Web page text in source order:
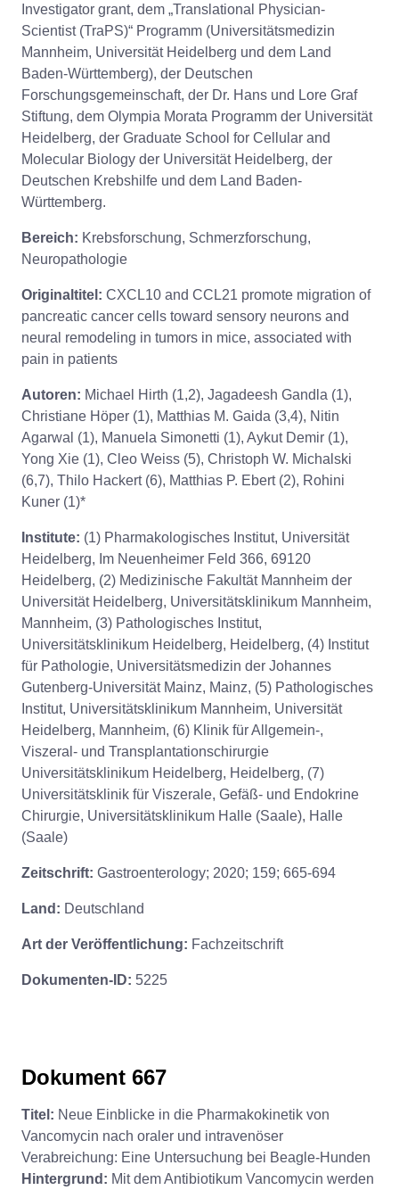
Investigator grant, dem „Translational Physician-
Scientist (TraPS)“ Programm (Universitätsmedizin
Mannheim, Universität Heidelberg und dem Land
Baden-Württemberg), der Deutschen
Forschungsgemeinschaft, der Dr. Hans und Lore Graf
Stiftung, dem Olympia Morata Programm der Universität
Heidelberg, der Graduate School for Cellular and
Molecular Biology der Universität Heidelberg, der
Deutschen Krebshilfe und dem Land Baden-
Württemberg.
Bereich: Krebsforschung, Schmerzforschung,
Neuropathologie
Originaltitel: CXCL10 and CCL21 promote migration of
pancreatic cancer cells toward sensory neurons and
neural remodeling in tumors in mice, associated with
pain in patients
Autoren: Michael Hirth (1,2), Jagadeesh Gandla (1),
Christiane Höper (1), Matthias M. Gaida (3,4), Nitin
Agarwal (1), Manuela Simonetti (1), Aykut Demir (1),
Yong Xie (1), Cleo Weiss (5), Christoph W. Michalski
(6,7), Thilo Hackert (6), Matthias P. Ebert (2), Rohini
Kuner (1)*
Institute: (1) Pharmakologisches Institut, Universität
Heidelberg, Im Neuenheimer Feld 366, 69120
Heidelberg, (2) Medizinische Fakultät Mannheim der
Universität Heidelberg, Universitätsklinikum Mannheim,
Mannheim, (3) Pathologisches Institut,
Universitätsklinikum Heidelberg, Heidelberg, (4) Institut
für Pathologie, Universitätsmedizin der Johannes
Gutenberg-Universität Mainz, Mainz, (5) Pathologisches
Institut, Universitätsklinikum Mannheim, Universität
Heidelberg, Mannheim, (6) Klinik für Allgemein-,
Viszeral- und Transplantationschirurgie
Universitätsklinikum Heidelberg, Heidelberg, (7)
Universitätsklinik für Viszerale, Gefäß- und Endokrine
Chirurgie, Universitätsklinikum Halle (Saale), Halle
(Saale)
Zeitschrift: Gastroenterology; 2020; 159; 665-694
Land: Deutschland
Art der Veröffentlichung: Fachzeitschrift
Dokumenten-ID: 5225
Dokument 667
Titel: Neue Einblicke in die Pharmakokinetik von
Vancomycin nach oraler und intravenöser
Verabreichung: Eine Untersuchung bei Beagle-Hunden
Hintergrund: Mit dem Antibiotikum Vancomycin werden